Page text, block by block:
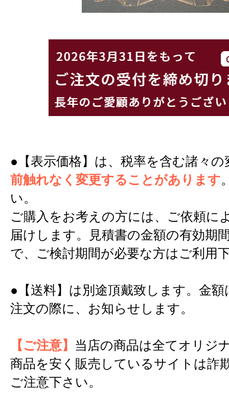
●【表示価格】は、税率を含む諸々
前触れなく変更することがあります
い。
ご購入をお考えの方には、ご依頼に
届けします。見積書の金額の有効期
で、ご検討期間が必要な方はご利用
●【送料】は別途頂戴致します。金
注文の際に、お知らせします。
【ご注意】 当店の商品は全てオリジ
商品を安く販売しているサイトは詐
ご注意下さい。